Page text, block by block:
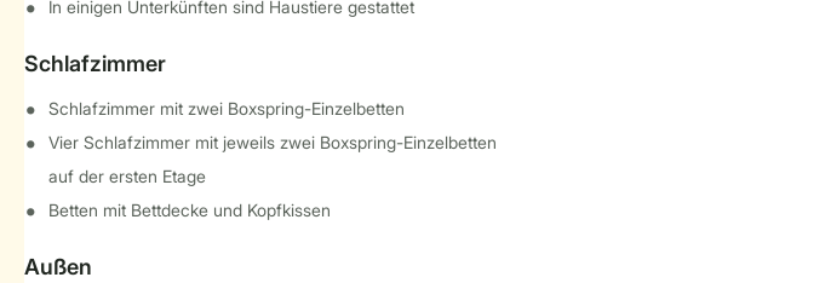
In einigen Unterkünften sind Haustiere gestattet
Schlafzimmer
Schlafzimmer mit zwei Boxspring-Einzelbetten
Vier Schlafzimmer mit jeweils zwei Boxspring-Einzelbetten
auf der ersten Etage
Betten mit Bettdecke und Kopfkissen
Außen